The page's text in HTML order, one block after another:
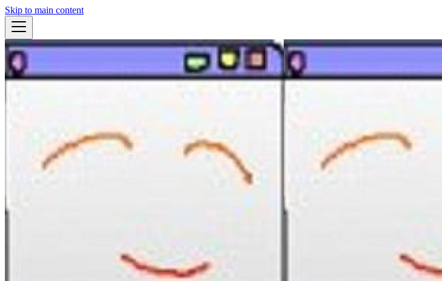
Skip to main content